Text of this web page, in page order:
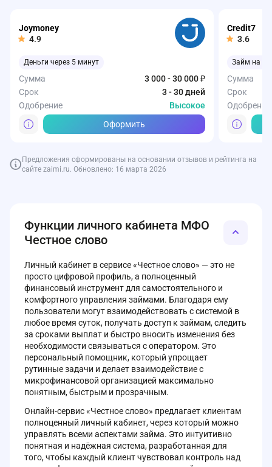
Joymoney
4.9
Деньги через 5 минут
Сумма
3 000 - 30 000 ₽
Срок
3 - 30 дней
Одобрение
Высокое
Оформить
Credit7
3.6
Займ на
Сумма
Срок
Одобрение
Предложения сформированы на основании отзывов и рейтинга на
сайте zaimi.ru. Обновлено: 16 марта 2026
Функции личного кабинета МФО
Честное слово
Личный кабинет в сервисе «Честное слово» — это не
просто цифровой профиль, а полноценный
финансовый инструмент для самостоятельного и
комфортного управления займами. Благодаря ему
пользователи могут взаимодействовать с системой в
любое время суток, получать доступ к займам, следить
за сроками выплат и быстро вносить изменения без
необходимости связываться с оператором. Это
персональный помощник, который упрощает
рутинные задачи и делает взаимодействие с
микрофинансовой организацией максимально
понятным, быстрым и прозрачным.
Онлайн-сервис «Честное слово» предлагает клиентам
полноценный личный кабинет, через который можно
управлять всеми аспектами займа. Это интуитивно
понятная и надёжная система, разработанная для
того, чтобы каждый клиент чувствовал контроль над